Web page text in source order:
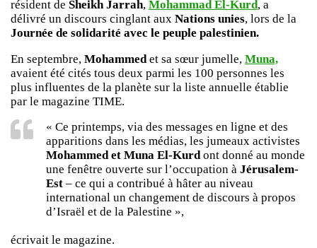
résident de Sheikh Jarrah, Mohammad El-Kurd, a
délivré un discours cinglant aux Nations unies, lors de la
Journée de solidarité avec le peuple palestinien.
En septembre, Mohammed et sa sœur jumelle, Muna,
avaient été cités tous deux parmi les 100 personnes les
plus influentes de la planète sur la liste annuelle établie
par le magazine TIME.
« Ce printemps, via des messages en ligne et des
apparitions dans les médias, les jumeaux activistes
Mohammed et Muna El-Kurdont donné au monde
une fenêtre ouverte sur l’occupation à Jérusalem-
Est – ce qui a contribué à hâter au niveau
international un changement de discours à propos
d’Israël et de la Palestine »,
écrivait le magazine.